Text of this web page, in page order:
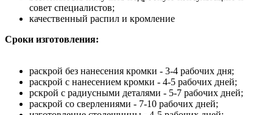
совет специалистов;
качественный распил и кромление
Сроки изготовления:
раскрой без нанесения кромки - 3-4 рабочих дня;
раскрой с нанесением кромки - 4-5 рабочих дней;
рскрой с радиусными деталями - 5-7 рабочих дней;
раскрой со сверлениями - 7-10 рабочих дней;